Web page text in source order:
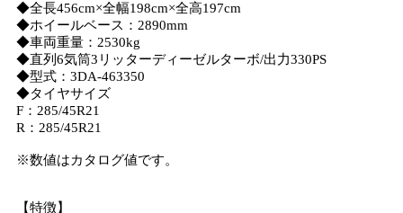
◆全長456cm×全幅198cm×全高197cm
◆ホイールベース：2890mm
◆車両重量：2530kg
◆直列6気筒3リッターディーゼルターボ/出力330PS
◆型式：3DA-463350
◆タイヤサイズ
F：285/45R21
R：285/45R21
※数値はカタログ値です。
【特徴】